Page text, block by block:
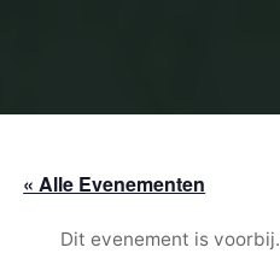
« Alle Evenementen
Dit evenement is voorbij.